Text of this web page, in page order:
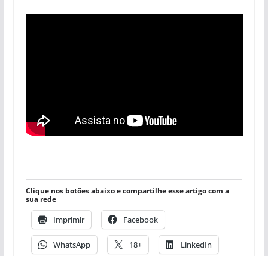
Clique nos botões abaixo e compartilhe esse artigo com a
sua rede
Imprimir Facebook
WhatsApp 18+ LinkedIn